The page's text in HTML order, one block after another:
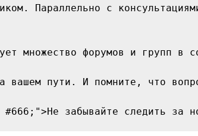
Параллельно с
множество форумов и групп
вашем пути. И помните, что